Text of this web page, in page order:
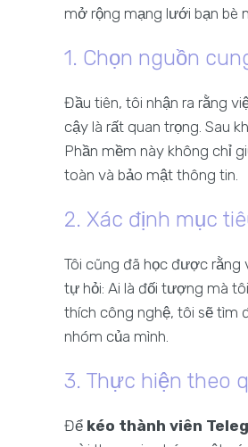
mở rộng mạng lưới bạn bè
1. Chọn nguồn
Đầu tiên, tôi nhận ra rằng
cậy là rất quan trọng. Sau
Phần mềm này không chỉ
toàn và bảo mật thông tin.
2. Xác định mục
Tôi cũng đã học được rằng
tự hỏi: Ai là đối tượng mà
thích công nghệ, tôi sẽ tìm
nhóm của mình.
3. Thực hiện theo
Để kéo thành viên